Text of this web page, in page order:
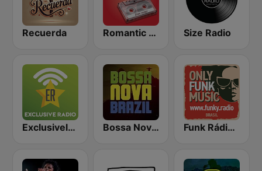
Recuerda Romantic Vibes Size Radio
Exclusively Michael Jackson Bossa Nova Brazil Funk Rádio (Brasil)